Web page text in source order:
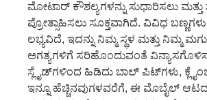
ಮೋಟಾರ್ ಕೌಶಲ್ಯಗಳನ್ನು ಸುಧಾರಿಸಲು
ಪ್ರೋತ್ಸಾಹಿಸಲು ಸೂಕ್ತವಾಗಿದೆ. ವಿವಿಧ ಬಣ್ಣಗಳು
ಲಭ್ಯವಿದೆ, ಇದನ್ನು ನಿಮ್ಮ ಸ್ಥಳ ಮತ್ತು ನಿಮ್ಮ
ಅಗತ್ಯಗಳಿಗೆ ಸರಿಹೊಂದುವಂತೆ
ಸ್ಲೈಡ್‌ಗಳಿಂದ ಹಿಡಿದು ಬಾಲ್ ಪಿಟ್‌ಗಳು,
ಇನ್ನೂ ಹೆಚ್ಚಿನವುಗಳವರೆಗೆ, ಈ ಮೊಬೈಲ್